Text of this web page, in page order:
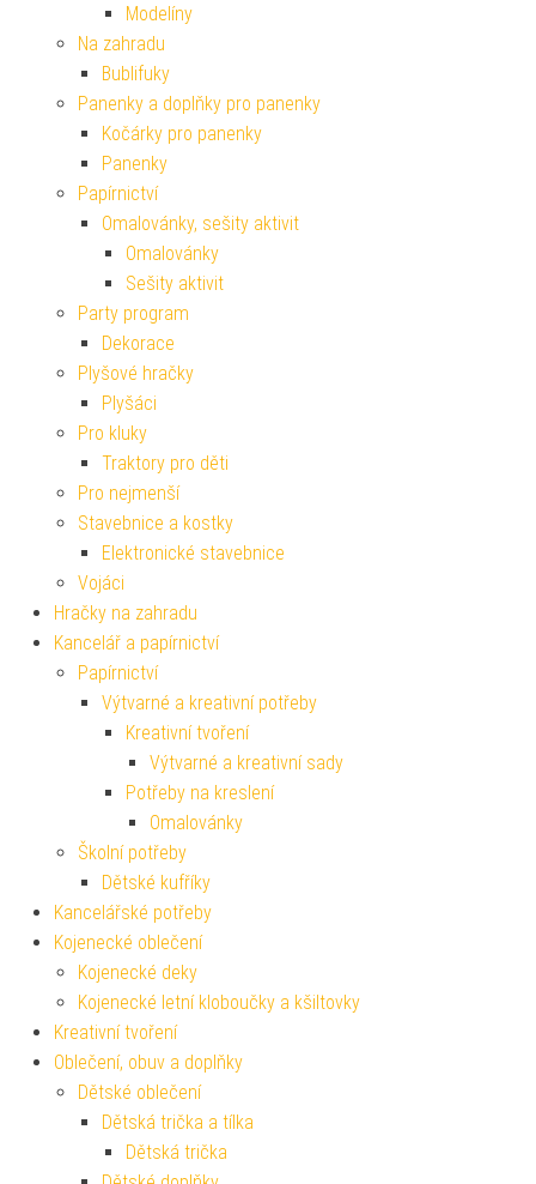
Modelíny
Na zahradu
Bublifuky
Panenky a doplňky pro panenky
Kočárky pro panenky
Panenky
Papírnictví
Omalovánky, sešity aktivit
Omalovánky
Sešity aktivit
Party program
Dekorace
Plyšové hračky
Plyšáci
Pro kluky
Traktory pro děti
Pro nejmenší
Stavebnice a kostky
Elektronické stavebnice
Vojáci
Hračky na zahradu
Kancelář a papírnictví
Papírnictví
Výtvarné a kreativní potřeby
Kreativní tvoření
Výtvarné a kreativní sady
Potřeby na kreslení
Omalovánky
Školní potřeby
Dětské kufříky
Kancelářské potřeby
Kojenecké oblečení
Kojenecké deky
Kojenecké letní kloboučky a kšiltovky
Kreativní tvoření
Oblečení, obuv a doplňky
Dětské oblečení
Dětská trička a tílka
Dětská trička